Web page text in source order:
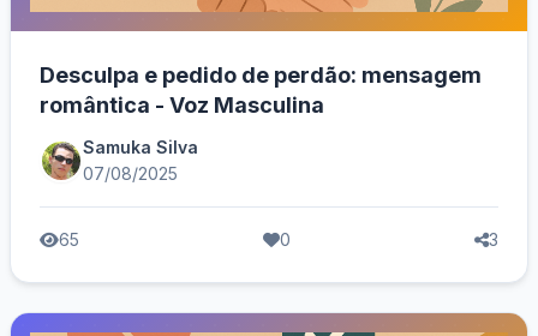
Desculpa e pedido de perdão: mensagem
romântica - Voz Masculina
Samuka Silva
07/08/2025
65 0 3